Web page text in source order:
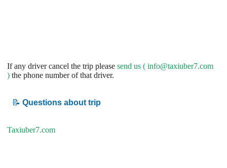
If any driver cancel the trip please send us ( info@taxiuber7.com
) the phone number of that driver.
📝 Questions about trip
Taxiuber7.com